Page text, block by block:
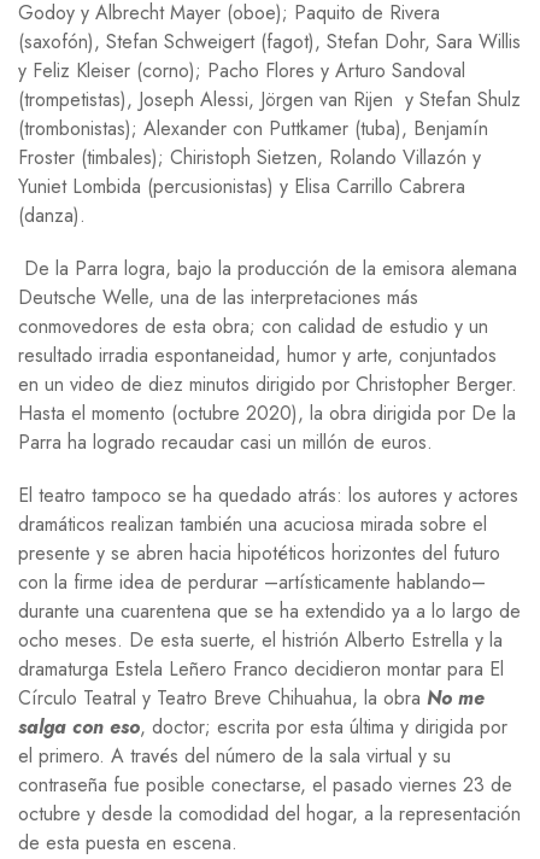
Godoy y Albrecht Mayer (oboe); Paquito de Rivera
(saxofón), Stefan Schweigert (fagot), Stefan Dohr, Sara Willis
y Feliz Kleiser (corno); Pacho Flores y Arturo Sandoval
(trompetistas), Joseph Alessi, Jörgen van Rijen y Stefan Shulz
(trombonistas); Alexander con Puttkamer (tuba), Benjamín
Froster (timbales); Chiristoph Sietzen, Rolando Villazón y
Yuniet Lombida (percusionistas) y Elisa Carrillo Cabrera
(danza).
De la Parra logra, bajo la producción de la emisora alemana
Deutsche Welle, una de las interpretaciones más
conmovedores de esta obra; con calidad de estudio y un
resultado irradia espontaneidad, humor y arte, conjuntados
en un video de diez minutos dirigido por Christopher Berger.
Hasta el momento (octubre 2020), la obra dirigida por De la
Parra ha logrado recaudar casi un millón de euros.
El teatro tampoco se ha quedado atrás: los autores y actores
dramáticos realizan también una acuciosa mirada sobre el
presente y se abren hacia hipotéticos horizontes del futuro
con la firme idea de perdurar –artísticamente hablando–
durante una cuarentena que se ha extendido ya a lo largo de
ocho meses. De esta suerte, el histrión Alberto Estrella y la
dramaturga Estela Leñero Franco decidieron montar para El
Círculo Teatral y Teatro Breve Chihuahua, la obra No me
salga con eso, doctor; escrita por esta última y dirigida por
el primero. A través del número de la sala virtual y su
contraseña fue posible conectarse, el pasado viernes 23 de
octubre y desde la comodidad del hogar, a la representación
de esta puesta en escena.